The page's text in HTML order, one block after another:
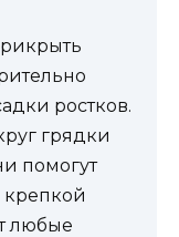
ростков.
грядки
помогут
крепкой
любые